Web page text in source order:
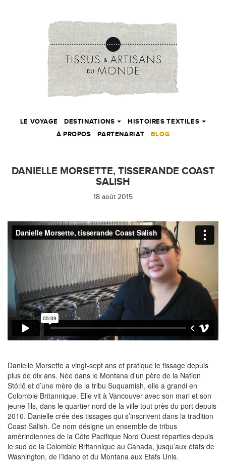
LE VOYAGE DESTINATIONS
HISTOIRES TEXTILES
À PROPOS
PARTENARIAT BLOG
DANIELLE MORSETTE, TISSERANDE COAST
SALISH
18 août 2015
Danielle Morsette a vingt-sept ans et pratique le tissage depuis
plus de dix ans. Née dans le Montana d’un père de la Nation
Stó:lō et d’une mère de la tribu Suquamish, elle a grandi en
Colombie Britannique. Elle vit à Vancouver avec son mari et son
jeune fils, dans le quartier nord de la ville tout près du port depuis
2010. Danielle crée des tissages qui s’inscrivent dans la tradition
Coast Salish. Ce nom désigne un ensemble de tribus
amérindiennes de la Côte Pacifique Nord Ouest réparties depuis
le sud de la Colombie Britannique au Canada, jusqu’aux états de
Washington, de l’Idaho et du Montana aux Etats Unis.